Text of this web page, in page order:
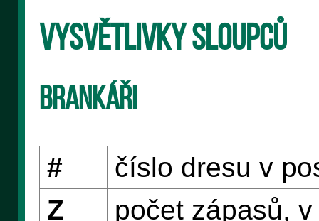
Vysvětlivky sloupců
Brankáři
#
číslo dresu v
Z
počet zápasů,